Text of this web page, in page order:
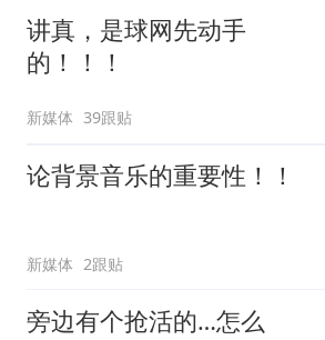
讲真，是球网先动手
的！！！
新媒体 39跟贴
论背景音乐的重要性！！
新媒体 2跟贴
旁边有个抢活的…怎么